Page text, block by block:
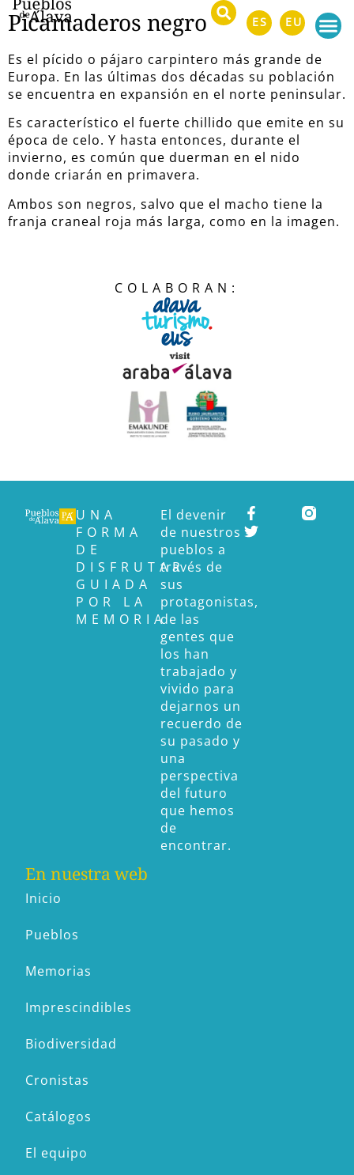
ES EU
Picamaderos negro
Es el pícido o pájaro carpintero más grande de
Europa. En las últimas dos décadas su población
se encuentra en expansión en el norte peninsular.
Es característico el fuerte chillido que emite en su
época de celo. Y hasta entonces, durante el
invierno, es común que duerman en el nido
donde criarán en primavera.
Ambos son negros, salvo que el macho tiene la
franja craneal roja más larga, como en la imagen.
COLABORAN:
UNA
FORMA
DE
DISFRUTAR
GUIADA
POR LA
MEMORIA
El devenir
de nuestros
pueblos a
través de
sus
protagonistas,
de las
gentes que
los han
trabajado y
vivido para
dejarnos un
recuerdo de
su pasado y
una
perspectiva
del futuro
que hemos
de
encontrar.
En nuestra web
Inicio
Pueblos
Memorias
Imprescindibles
Biodiversidad
Cronistas
Catálogos
El equipo